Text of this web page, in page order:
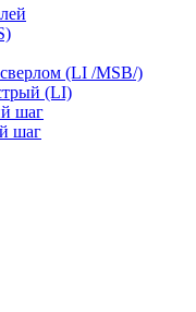
(LI /MSB/)
(LI)
шаг
шаг